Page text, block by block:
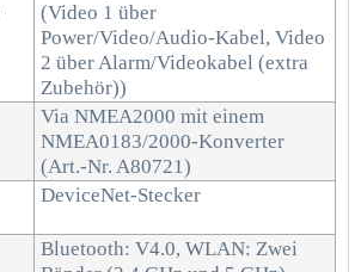
(Video 1 über
Power/Video/Audio-Kabel, Video
2 über Alarm/Videokabel (extra
Zubehör))
Via NMEA2000 mit einem
NMEA0183/2000-Konverter
(Art.-Nr. A80721)
DeviceNet-Stecker
Bluetooth: V4.0, WLAN: Zwei